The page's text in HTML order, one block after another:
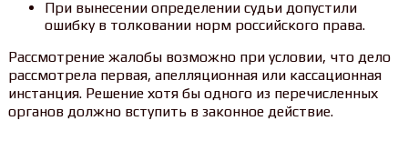
При вынесении определении судьи допустили
ошибку в толковании норм российского права.
Рассмотрение жалобы возможно при условии, что дело
рассмотрела первая, апелляционная или кассационная
инстанция. Решение хотя бы одного из перечисленных
органов должно вступить в законное действие.